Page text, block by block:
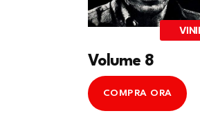
Volume 8
COMPRA ORA